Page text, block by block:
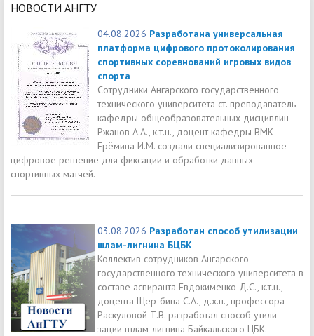
НОВОСТИ АНГТУ
04.08.2026 Разработана универсальная
платформа цифрового протоколирования
спортивных соревнований игровых видов
спорта
Сотрудники Ангарского государственного
технического университета ст. преподаватель
кафедры общеобразовательных дисциплин
Ржанов А.А., к.т.н., доцент кафедры ВМК
Ерёмина И.М. создали специализированное
цифровое решение для фиксации и обработки данных
спортивных матчей.
03.08.2026 Разработан способ утилизации
шлам-лигнина БЦБК
Коллектив сотрудников Ангарского
государственного технического университета в
составе аспиранта Евдокименко Д.С., к.т.н.,
доцента Щер-бина С.А., д.х.н., профессора
Раскуловой Т.В. разработал способ утили-
зации шлам-лигнина Байкальского ЦБК.